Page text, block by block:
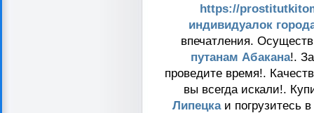
https://
индивидуалок
впечатления.
путанам Абакана!.
проведите время!.
вы всегда искали!.
Липецкаи погрузитесь